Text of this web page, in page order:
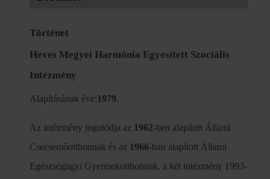
Történet
Heves Megyei Harmónia Egyesített Szociális
Intézmény
Alapításának éve:1979.
Az intézmény jogutódja az 1962-ben alapított Állami
Csecsemőotthonnak és az 1966-ban alapított Állami
Egészségügyi Gyermekotthonnak, a két intézmény 1993-